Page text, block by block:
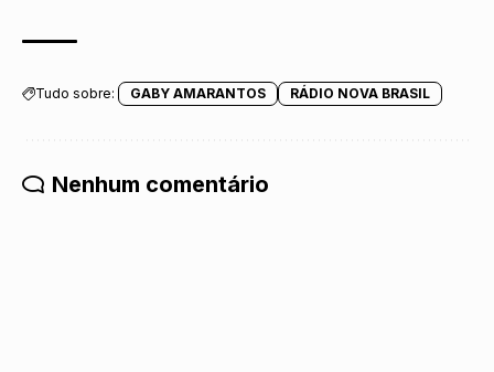
Tudo sobre: GABY AMARANTOS RÁDIO NOVA BRASIL
Nenhum comentário